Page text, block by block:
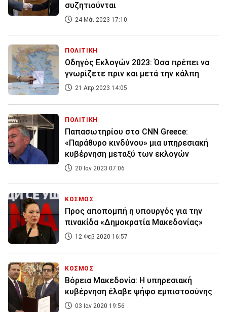
συζητιούνται
24 Μάι 2023 17:10
ΠΟΛΙΤΙΚΗ
Οδηγός Εκλογών 2023: Όσα πρέπει να
γνωρίζετε πριν και μετά την κάλπη
21 Απρ 2023 14:05
ΠΟΛΙΤΙΚΗ
Παπασωτηρίου στο CNN Greece:
«Παράθυρο κινδύνου» μια υπηρεσιακή
κυβέρνηση μεταξύ των εκλογών
20 Ιαν 2023 07:06
ΚΟΣΜΟΣ
Προς αποπομπή η υπουργός για την
πινακίδα «Δημοκρατία Μακεδονίας»
12 Φεβ 2020 16:57
ΚΟΣΜΟΣ
Βόρεια Μακεδονία: Η υπηρεσιακή
κυβέρνηση έλαβε ψήφο εμπιστοσύνης
03 Ιαν 2020 19:56